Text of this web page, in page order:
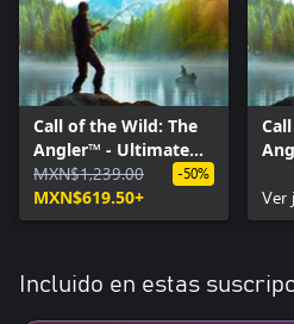
Call of the Wild: The
Angler™ - Ultimate
Fishing Bundle
MXN$1,239.00
MXN$619.50+
-50%
Ver
Incluido en estas